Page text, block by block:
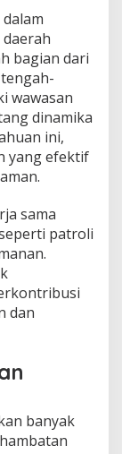
bagian dari
wawasan
dinamika
ini,
yang efektif
sama
patroli
dan
banyak